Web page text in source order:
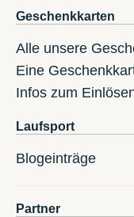
Geschenkkarten
Alle unsere
Eine
Infos zum
Laufsport
Blogeinträge
Partner